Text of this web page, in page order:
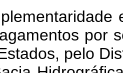
por
pelo